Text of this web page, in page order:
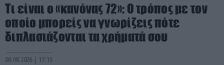
Τι είναι ο «κανόνας 72»: Ο τρόπος με τον
οποίο μπορείς να γνωρίζεις πότε
διπλασιάζονται τα χρήματά σου
06.08.2026 | 17:15